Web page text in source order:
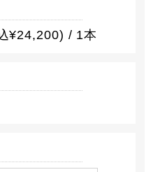
¥24,200) / 1本